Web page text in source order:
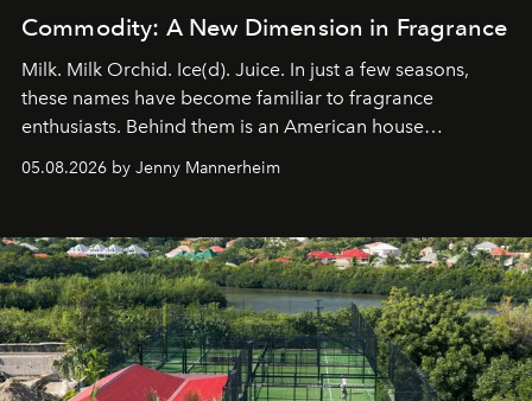
Commodity: A New Dimension in Fragrance
Milk. Milk Orchid. Ice(d). Juice. In just a few seasons,
these names have become familiar to fragrance
enthusiasts. Behind them is an American house
redefining the codes of contemporary perfumery with
an approach that is as intuitive as it is personal:
05.08.2026 by Jenny Mannerheim